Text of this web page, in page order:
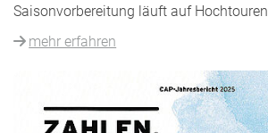
Saisonvorbereitung läuft auf Hochtouren
mehr erfahren